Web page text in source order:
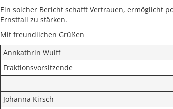
Ein solcher Bericht schafft Vertrauen, ermöglicht
Ernstfall zu stärken.
Mit freundlichen Grüßen
Annkathrin Wulff
Fraktionsvorsitzende
Johanna Kirsch